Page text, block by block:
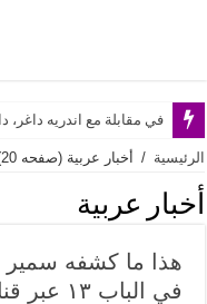
في مقابلة مع اندريه
الرئيسية / أخبار عربية (صفحه 20)
أخبار عربية
هذا ما كشفه سمير
في الباب ١٣ عبر قناة انا سوريا